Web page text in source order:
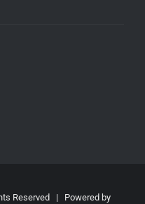
Reserved | Powered by